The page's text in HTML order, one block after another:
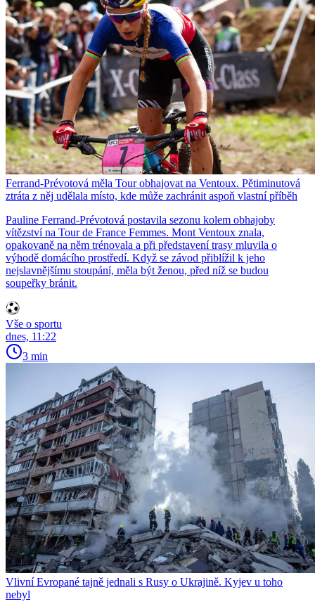
Ferrand-Prévotová měla Tour obhajovat na Ventoux. Pětiminutová
ztráta z něj udělala místo, kde může zachránit aspoň vlastní příběh
Pauline Ferrand-Prévotová postavila sezonu kolem obhajoby
vítězství na Tour de France Femmes. Mont Ventoux znala,
opakovaně na něm trénovala a při představení trasy mluvila o
výhodě domácího prostředí. Když se závod přiblížil k jeho
nejslavnějšímu stoupání, měla být ženou, před níž se budou
soupeřky bránit.
Vše o sportu
dnes, 11:22
3 min
Vlivní Evropané tajně jednali s Rusy o Ukrajině. Kyjev u toho
nebyl